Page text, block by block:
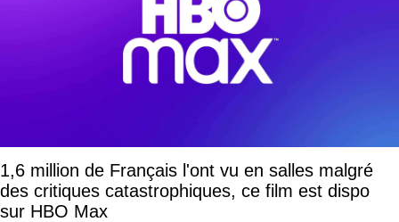
1,6 million de Français l'ont vu en salles malgré
des critiques catastrophiques, ce film est dispo
sur HBO Max